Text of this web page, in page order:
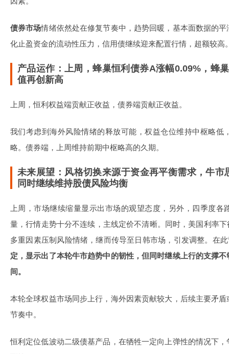
债券市场情绪依然处在修复节奏中，趋势回暖，基本面数据的
化止盈资金的流动性压力，信用债继续迎来配置行情，超额较高
产品运作：上周，蜂巢恒利债券A涨幅0.09%，蜂
值再创新高
上周，恒利权益端贡献正收益，债券端贡献正收益。
我们考虑到海外风险情绪的释放可能，权益仓位维持中枢略低
略。债券端，上周维持前期中枢略高的久期。
未来展望：风格切换来源于资金再平衡需求，牛市
同时继续维持股债风险均衡
上周，市场继续缩量显示出市场的观望态度，另外，四季度
量，行情走势十分不连续，主线定价不清晰。同时，美国利率
多重因素压制风险情绪，继而传导至日韩市场，引发调整。在
定，显示出了本轮牛市趋势中的韧性，但同时继续上行的支撑
间。
本轮全球权益市场同步上行，海外因素贡献较大，后续主要矛
节奏中。
恒利定位低波动二级债基产品，在牺牲一定向上弹性的情况下